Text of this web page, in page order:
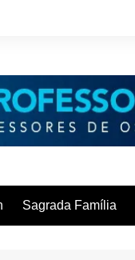
Sagrada Família